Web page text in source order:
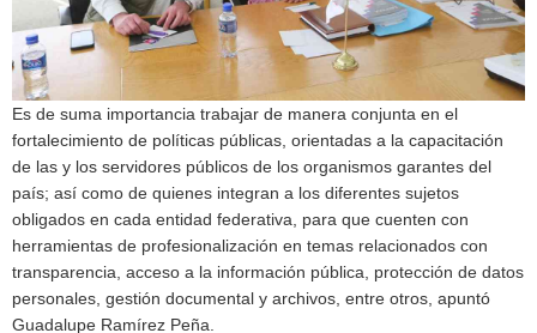
Es de suma importancia trabajar de manera conjunta en el
fortalecimiento de políticas públicas, orientadas a la capacitación
de las y los servidores públicos de los organismos garantes del
país; así como de quienes integran a los diferentes sujetos
obligados en cada entidad federativa, para que cuenten con
herramientas de profesionalización en temas relacionados con
transparencia, acceso a la información pública, protección de datos
personales, gestión documental y archivos, entre otros, apuntó
Guadalupe Ramírez Peña.